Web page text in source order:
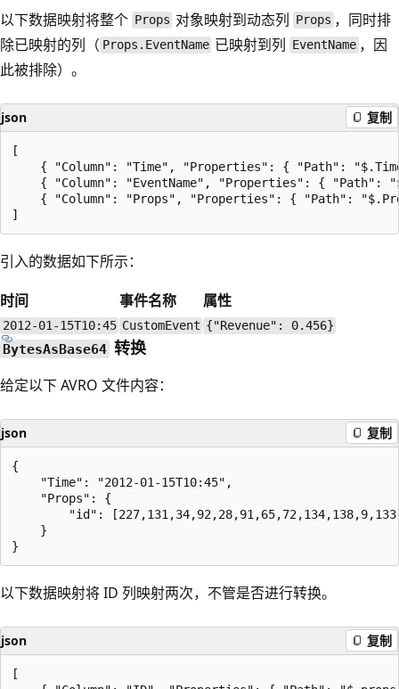
以下数据映射将整个 Props 对象映射到动态列 Props ，同时排
除已映射的列（ Props.EventName 已映射到列 EventName ，因
此被排除）。
json 复制
[
{ "Column": "Time", "Properties": { "Path":
{ "Column": "EventName", "Properties": { "Path":
{ "Column": "Props", "Properties": { "Path":
引入的数据如下所示：
时间
事件名称 属性
2012-01-15T10:45 CustomEvent {"Revenue": 0.456}
BytesAsBase64 转换
给定以下 AVRO 文件内容：
json 复制
{
    "Time": "2012-01-15T10:45",
    "Props": {
"id":
    }
以下数据映射将 ID 列映射两次，不管是否进行转换。
json 复制
[